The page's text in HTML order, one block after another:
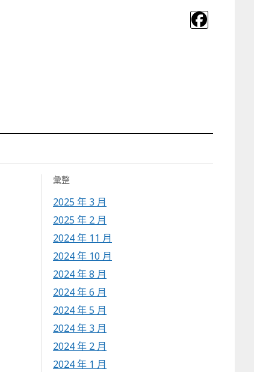
彙整
2025 年 3 月
2025 年 2 月
2024 年 11 月
2024 年 10 月
2024 年 8 月
2024 年 6 月
2024 年 5 月
2024 年 3 月
2024 年 2 月
2024 年 1 月